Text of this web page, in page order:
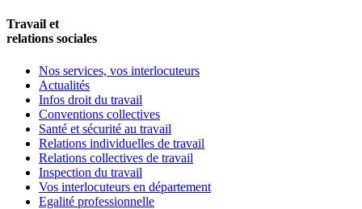
Travail et
relations sociales
Nos services, vos interlocuteurs
Actualités
Infos droit du travail
Conventions collectives
Santé et sécurité au travail
Relations individuelles de travail
Relations collectives de travail
Inspection du travail
Vos interlocuteurs en département
Egalité professionnelle